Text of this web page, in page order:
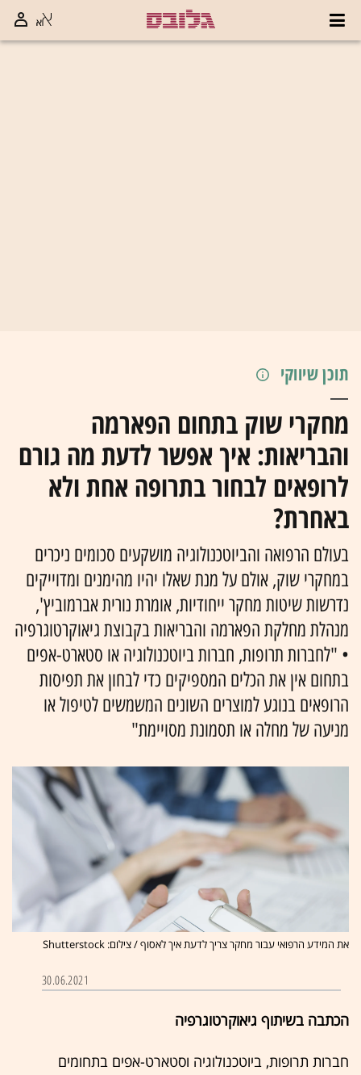
תוכן שיווקי
מחקרי שוק בתחום הפארמה
והבריאות: איך אפשר לדעת מה גורם
לרופאים לבחור בתרופה אחת ולא
באחרת?
בעולם הרפואה והביוטכנולוגיה מושקעים סכומים ניכרים
במחקרי שוק, אולם על מנת שאלו יהיו מהימנים ומדוייקים
נדרשות שיטות מחקר ייחודיות, אומרת נורית אברמוביץ',
מנהלת מחלקת הפארמה והבריאות בקבוצת גיאוקרטוגרפיה
• "לחברות תרופות, חברות ביוטכנולוגיה או סטארט-אפים
בתחום אין את הכלים המספיקים כדי לבחון את תפיסות
הרופאים בנוגע למוצרים השונים המשמשים לטיפול או
מניעה של מחלה או תסמונת מסויימת"
את המידע הרפואי עבור מחקר צריך לדעת איך לאסוף / צילום: Shutterstock
30.06.2021
הכתבה בשיתוף גיאוקרטוגרפיה
חברות תרופות, ביוטכנולוגיה וסטארט-אפים בתחומים